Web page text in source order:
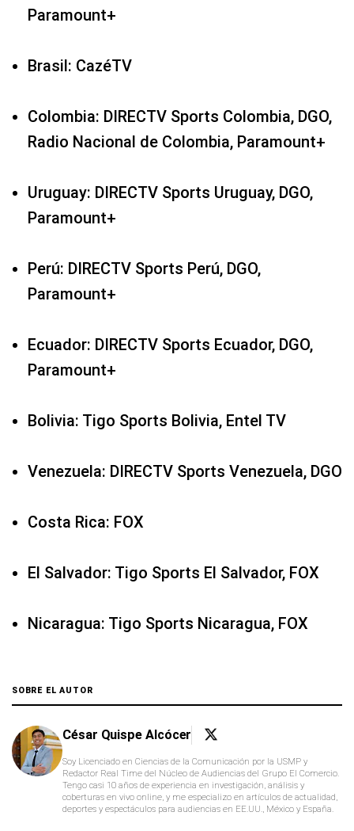
Paramount+
Brasil: CazéTV
Colombia: DIRECTV Sports Colombia, DGO,
Radio Nacional de Colombia, Paramount+
Uruguay: DIRECTV Sports Uruguay, DGO,
Paramount+
Perú: DIRECTV Sports Perú, DGO,
Paramount+
Ecuador: DIRECTV Sports Ecuador, DGO,
Paramount+
Bolivia: Tigo Sports Bolivia, Entel TV
Venezuela: DIRECTV Sports Venezuela, DGO
Costa Rica: FOX
El Salvador: Tigo Sports El Salvador, FOX
Nicaragua: Tigo Sports Nicaragua, FOX
SOBRE EL AUTOR
César Quispe Alcócer
Soy Licenciado en Ciencias de la Comunicación por la USMP y
Redactor Real Time del Núcleo de Audiencias del Grupo El Comercio.
Tengo casi 10 años de experiencia en investigación, análisis y
coberturas en vivo online, y me especializo en artículos de actualidad,
deportes y espectáculos para audiencias en EE.UU., México y España.